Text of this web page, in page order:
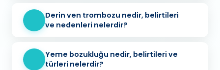
Derin ven trombozu nedir, belirtileri
ve nedenleri nelerdir?
Yeme bozukluğu nedir, belirtileri ve
türleri nelerdir?